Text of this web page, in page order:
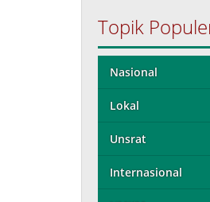
Topik
Nasional
Lokal
Unsrat
Internasional